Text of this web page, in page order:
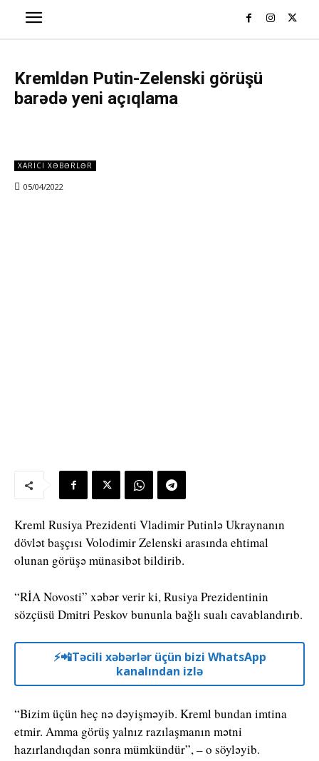
Kremldən Putin-Zelenski görüşü
barədə yeni açıqlama
XARICI XƏBƏRLƏR
05/04/2022
Kreml Rusiya Prezidenti Vladimir Putinlə Ukraynanın
dövlət başçısı Volodimir Zelenski arasında ehtimal
olunan görüşə münasibət bildirib.
“RİA Novosti” xəbər verir ki, Rusiya Prezidentinin
sözçüsü Dmitri Peskov bununla bağlı sualı cavablandırıb.
⚡️📲Təcili xəbərlər üçün bizi WhatsApp
kanalından izlə
“Bizim üçün heç nə dəyişməyib. Kreml bundan imtina
etmir. Amma görüş yalnız razılaşmanın mətni
hazırlandıqdan sonra mümkündür”, – o söyləyib.